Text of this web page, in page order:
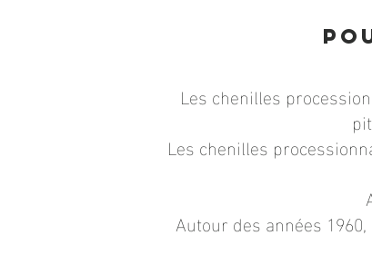
Les chenilles
Les chenilles
Autour des années